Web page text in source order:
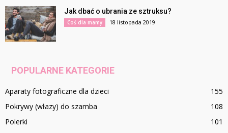
Jak dbać o ubrania ze sztruksu?
Coś dla mamy 18 listopada 2019
POPULARNE KATEGORIE
Aparaty fotograficzne dla dzieci
155
Pokrywy (włazy) do szamba
108
Polerki
101